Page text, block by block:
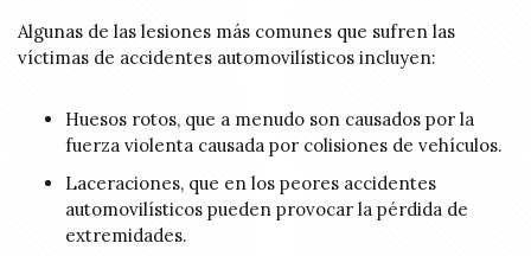
Algunas de las lesiones más comunes que sufren las
víctimas de accidentes automovilísticos incluyen:
Huesos rotos, que a menudo son causados por la
fuerza violenta causada por colisiones de vehículos.
Laceraciones, que en los peores accidentes
automovilísticos pueden provocar la pérdida de
extremidades.